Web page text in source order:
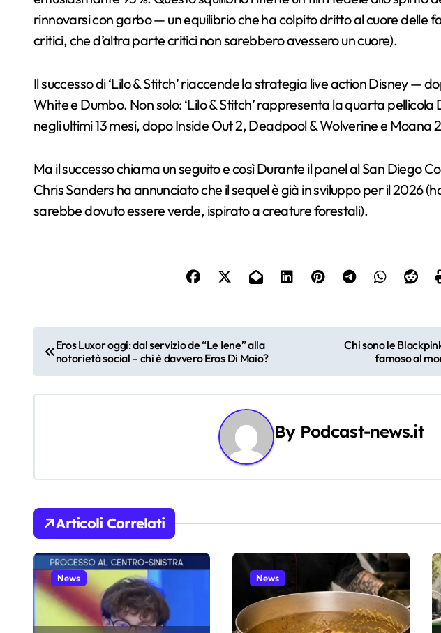
rinnovarsi con garbo — un equilibrio che ha colpito dritto al cuore delle
critici, che d’altra parte critici non sarebbero avessero un cuore).
Il successo di ‘Lilo & Stitch’ riaccende la strategia live action Disney —
White e Dumbo. Non solo: ‘Lilo & Stitch’ rappresenta la quarta
negli ultimi 13 mesi, dopo Inside Out 2, Deadpool & Wolverine e Moana
Ma il successo chiama un seguito e così Durante il panel al San Diego
Chris Sanders ha annunciato che il sequel è già in sviluppo per il 2026
sarebbe dovuto essere verde, ispirato a creature forestali).
N
a
v
a
z
i
o
n
e
Eros Luxor oggi: dal servizio de “Le Iene” alla
notorietà social – chi è davvero Eros Di Maio?
Chi sono le
famoso al
By Podcast-news.it
Articoli Correlati
News News